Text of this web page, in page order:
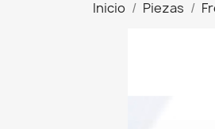
Inicio Piezas